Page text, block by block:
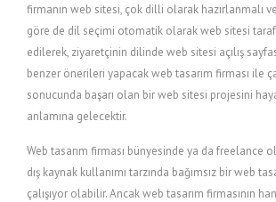
firmanın web sitesi, çok dilli olarak hazırlanmalı
göre de dil seçimi otomatik olarak web sitesi
edilerek, ziyaretçinin dilinde web sitesi açılış
benzer önerileri yapacak web tasarım firması ile
sonucunda başarı olan bir web sitesi projesini
anlamına gelecektir.
Web tasarım firması bünyesinde ya da freelance
dış kaynak kullanımı tarzında bağımsız bir web
çalışıyor olabilir. Ancak web tasarım firmasının